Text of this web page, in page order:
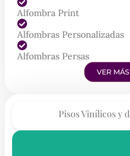
Alfombra Print
Alfombras Personalizadas
Alfombras Persas
VER MÁS
Pisos Vinílicos y